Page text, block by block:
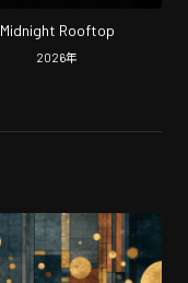
Midnight Rooftop
2026年